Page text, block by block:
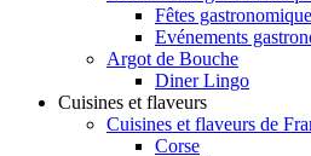
Fêtes
Evénements
Argot de Bouche
Diner Lingo
Cuisines et flaveurs
Cuisines et flaveurs de
Corse